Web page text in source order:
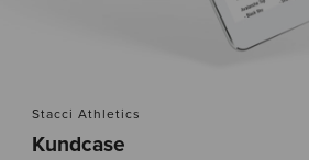
Stacci Athletics
Kundcase